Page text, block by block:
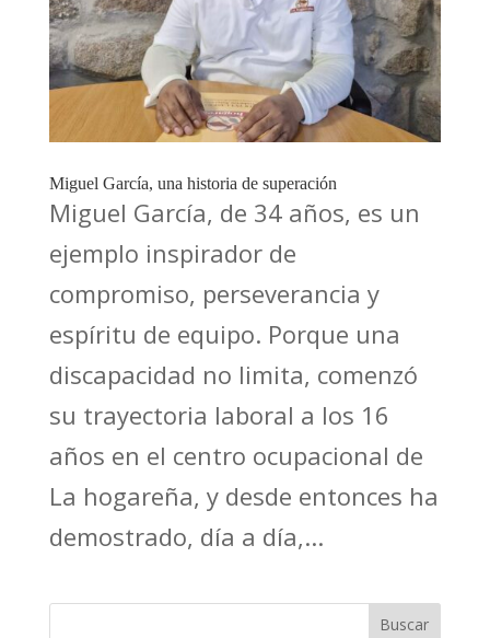
Miguel García, una historia de superación
Miguel García, de 34 años, es un
ejemplo inspirador de
compromiso, perseverancia y
espíritu de equipo. Porque una
discapacidad no limita, comenzó
su trayectoria laboral a los 16
años en el centro ocupacional de
La hogareña, y desde entonces ha
demostrado, día a día,...
Buscar